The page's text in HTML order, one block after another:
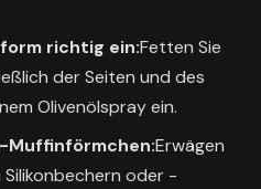
richtig ein:Fetten Sie
der Seiten und des
Olivenölspray ein.
Muffinförmchen:Erwägen
oder -